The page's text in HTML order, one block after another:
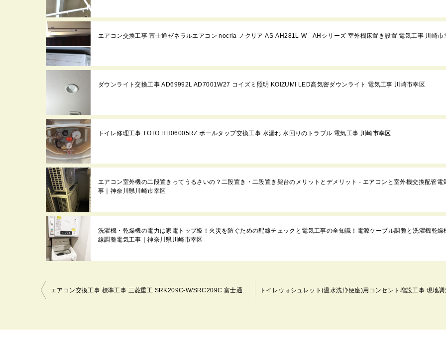
エアコン交換工事 富士通ゼネラルエアコン nocria ノクリア AS-AH281L-W AHシリーズ 室外機床置き設置 電気工事 川崎市
ダウンライト交換工事 AD69992L AD7001W27 コイズミ照明 KOIZUMI LED高気密ダウンライト 電気工事 川崎市幸区
トイレ修理工事 TOTO HH06005RZ ボールタップ交換工事 水漏れ 水回りのトラブル 電気工事 川崎市幸区
エアコン室外機の二段置きってうるさいの？二段置き・二段置き架台のメリットとデメリット - エアコンと室外機交換配管電
事｜神奈川県川崎市幸区
洗濯機・乾燥機の電力は家電トップ級！火災を防ぐための配線チェックと電気工事の全知識！電源ケーブル調整と洗濯機乾燥
線調整電気工事｜神奈川県川崎市幸区
投
稿
ビ